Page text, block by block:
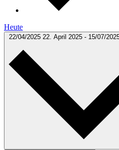
Heute
22/04/2025 22. April 2025 - 15/07/